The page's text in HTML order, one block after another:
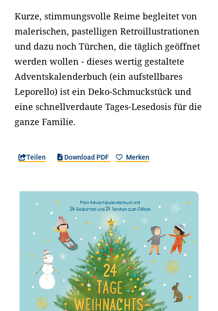
Kurze, stimmungsvolle Reime begleitet von
malerischen, pastelligen Retroillustrationen
und dazu noch Türchen, die täglich geöffnet
werden wollen - dieses wertig gestaltete
Adventskalenderbuch (ein aufstellbares
Leporello) ist ein Deko-Schmuckstück und
eine schnellverdaute Tages-Lesedosis für die
ganze Familie.
Teilen Download PDF Merken